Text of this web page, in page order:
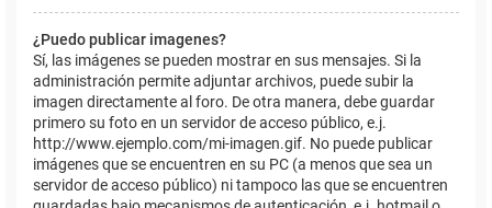
¿Puedo publicar imagenes?
Sí, las imágenes se pueden mostrar en sus mensajes. Si la
administración permite adjuntar archivos, puede subir la
imagen directamente al foro. De otra manera, debe guardar
primero su foto en un servidor de acceso público, e.j.
http://www.ejemplo.com/mi-imagen.gif. No puede publicar
imágenes que se encuentren en su PC (a menos que sea un
servidor de acceso público) ni tampoco las que se encuentren